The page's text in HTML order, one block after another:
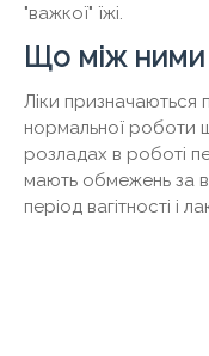
"важкої" їжі.
Що між ними
Ліки призначаються
нормальної роботи
розладах в роботі
мають обмежень за
період вагітності і